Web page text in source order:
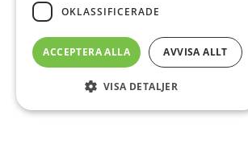
OKLASSIFICERADE
ACCEPTERA ALLA AVVISA ALLT
VISA DETALJER